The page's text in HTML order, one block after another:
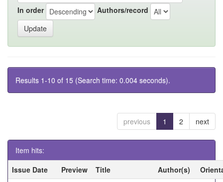
In order Authors/record
Results 1-10 of 15 (Search time: 0.004 seconds).
previous 1 2 next
Item hits:
Issue Date
Preview Title Author(s)